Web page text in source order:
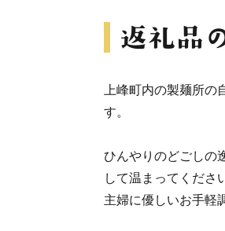
上峰町内の製麺所
す。
ひんやりのどごしの
して温まってくださ
主婦に優しいお手軽